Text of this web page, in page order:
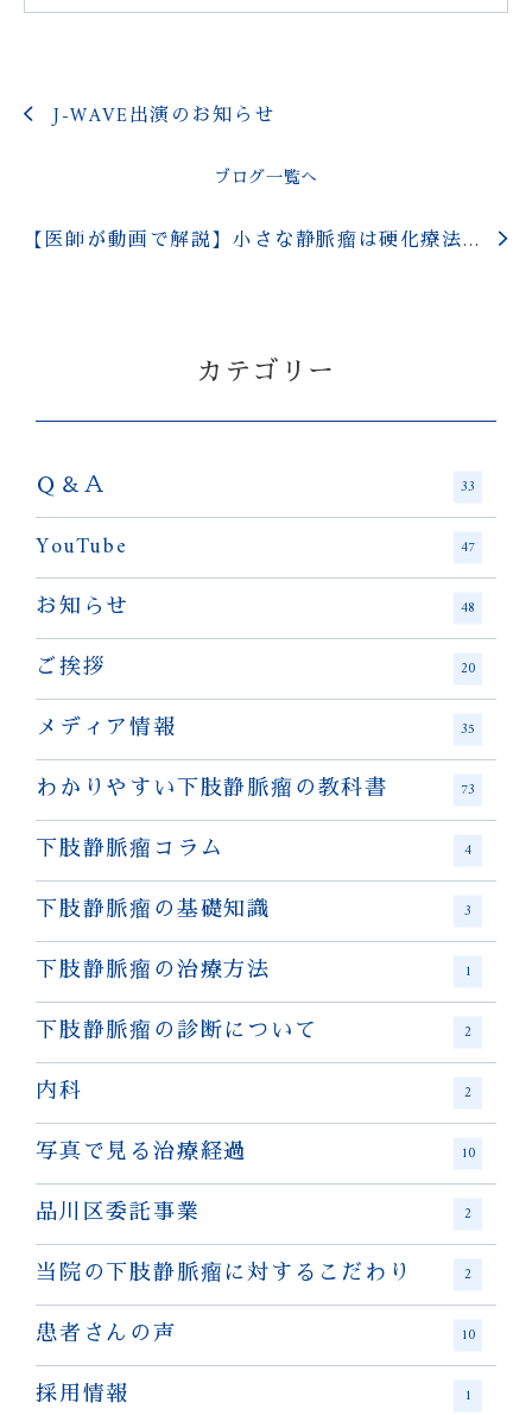
J-WAVE出演のお知らせ
ブログ一覧へ
【医師が動画で解説】小さな静脈瘤は硬化療法で治す
カテゴリー
Ｑ＆Ａ 33
YouTube 47
お知らせ 48
ご挨拶 20
メディア情報 35
わかりやすい下肢静脈瘤の教科書 73
下肢静脈瘤コラム 4
下肢静脈瘤の基礎知識 3
下肢静脈瘤の治療方法 1
下肢静脈瘤の診断について 2
内科 2
写真で見る治療経過 10
品川区委託事業 2
当院の下肢静脈瘤に対するこだわり 2
患者さんの声 10
採用情報 1